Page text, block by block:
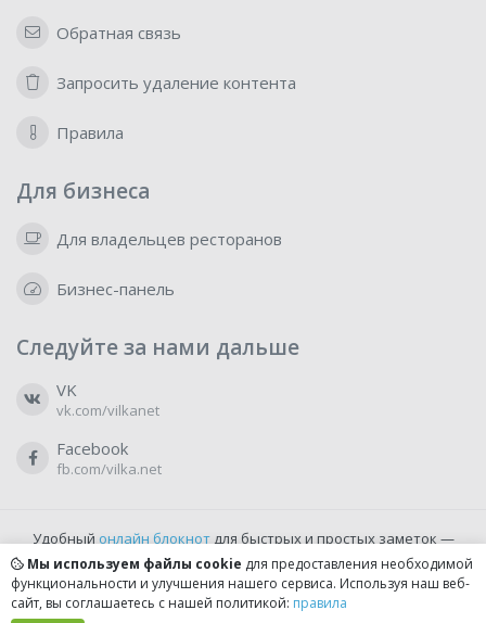
Обратная связь
Запросить удаление контента
Правила
Для бизнеса
Для владельцев ресторанов
Бизнес-панель
Следуйте за нами дальше
VK
vk.com/vilkanet
Facebook
fb.com/vilka.net
Удобный онлайн блокнотдля быстрых и простых заметок —
бесплатно и доступно прямо из браузера.
Мы используем файлы cookie для предоставления необходимой
функциональности и улучшения нашего сервиса. Используя наш веб-
сайт, вы соглашаетесь с нашей политикой: правила